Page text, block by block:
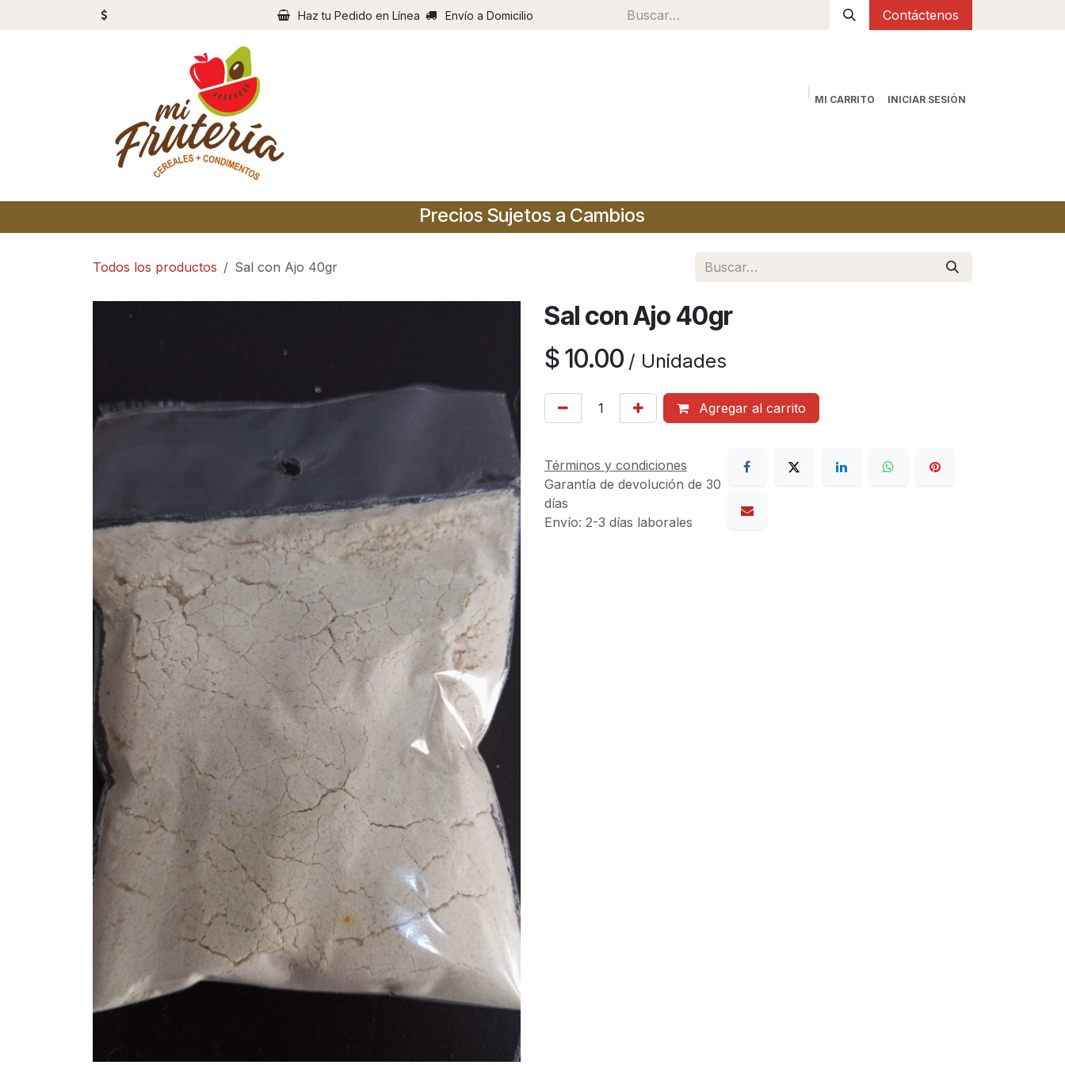
Haz tu Pedido en Línea Envío a Domicilio Contáctenos
MI CARRITO INICIAR SESIÓN
Precios Sujetos a Cambios
Todos los productos Sal con Ajo 40gr
Sal con Ajo 40gr
$10.00 / Unidades
Agregar al carrito
Términos y condiciones
Garantía de devolución de 30
días
Envío: 2-3 días laborales